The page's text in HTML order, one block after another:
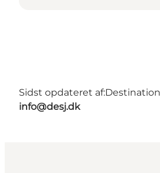
Sidst opdateret af:
info@desj.dk